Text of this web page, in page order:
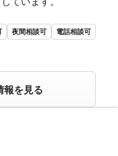
夜間相談可 電話相談可
報を見る